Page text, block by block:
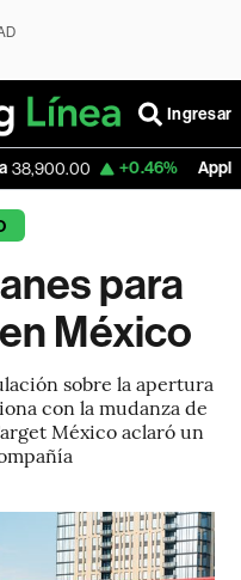
Ingresar
+0.46% Apple 312.10
para
México
sobre la apertura
con la mudanza de
México aclaró un